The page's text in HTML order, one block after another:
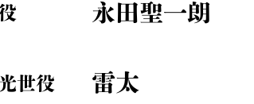
永田聖一朗
世役 雷太